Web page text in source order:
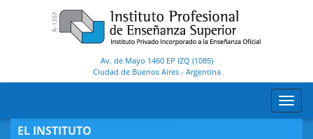
Av. de Mayo 1460 EP IZQ (1085)
Ciudad de Buenos Aires- Argentina
Anterior
EL INSTITUTO